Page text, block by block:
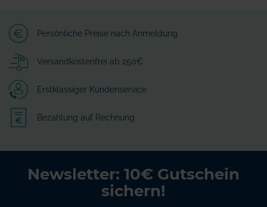
Persönliche Preise nach Anmeldung
Versandkostenfrei ab 250€
Erstklassiger Kundenservice
Bezahlung auf Rechnung
Newsletter: 10€ Gutschein
sichern!